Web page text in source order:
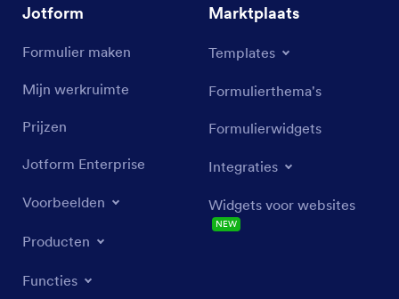
Jotform
Formulier maken
Mijn werkruimte
Prijzen
Jotform Enterprise
Voorbeelden
Producten
Functies
Marktplaats
Templates
Formulierthema's
Formulierwidgets
Integraties
Widgets voor websites
NEW